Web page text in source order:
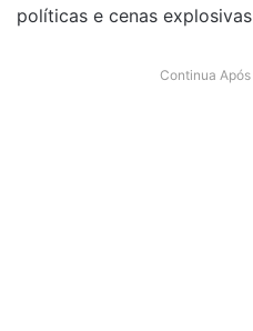
políticas e cenas
Continua